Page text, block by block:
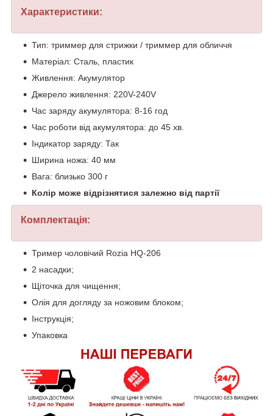
Характеристики:
Тип: триммер для стрижки / триммер для обличчя
Матеріал: Сталь, пластик
Живлення: Акумулятор
Джерело живлення: 220V-240V
Час заряду акумулятора: 8-16 год
Час роботи від акумулятора: до 45 хв.
Індикатор заряду: Так
Ширина ножа: 40 мм
Вага: близько 300 г
Колір може відрізнятися залежно від партії
Комплектація:
Тример чоловічий Rozia HQ-206
2 насадки;
Щіточка для чищення;
Олія для догляду за ножовим блоком;
Інструкція;
Упаковка